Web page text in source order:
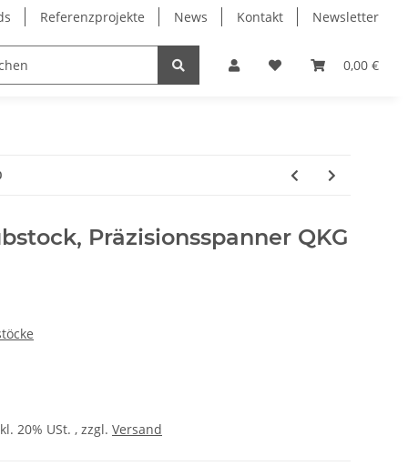
Referenzprojekte News Kontakt Newsletter
0,00 €
Lagertechnik Lineartechnik
Präzisionsspanner QKG
20% USt. , zzgl. Versand